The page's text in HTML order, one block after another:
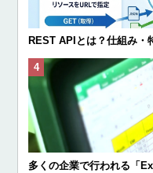
REST APIとは？仕組み・
多くの企業で行われる「